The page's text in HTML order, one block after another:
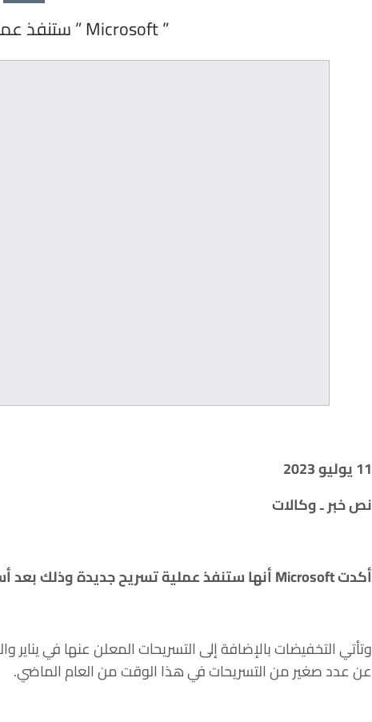
” Microsoft ” ستنفذ عمليات تسريح جديدة
11 يوليو 2023
نص خبر ـ وكالات
أكدت Microsoft أنها ستنفذ عملية تسريح جديدة وذلك بعد أسبوع من بدء عامها المالي 2024.
عن عدد صغير من التسريحات في هذا الوقت من العام الماضي.